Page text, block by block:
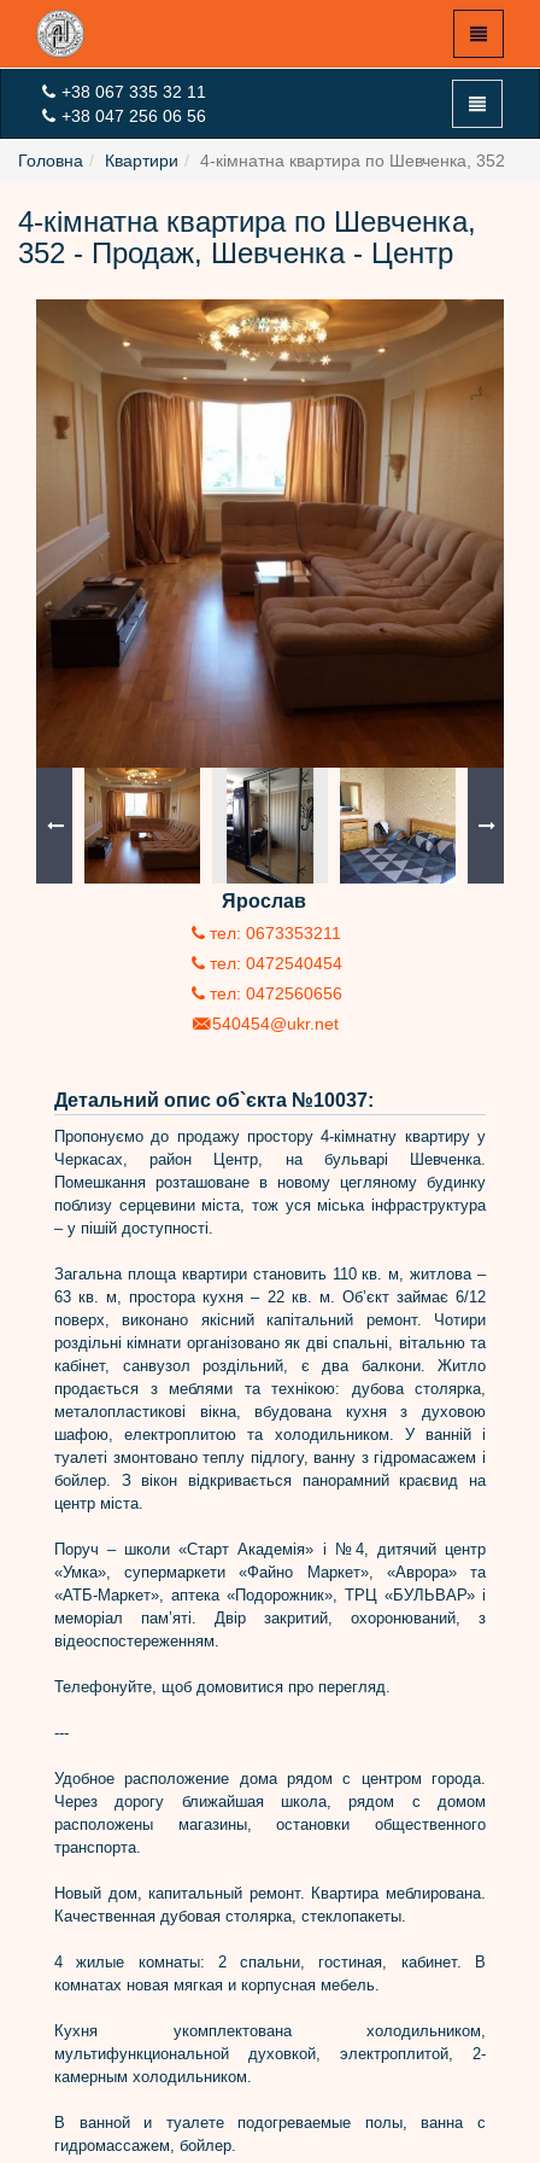
Експертна оцінка
Оцінка On-Line
Новини
X
+38 067 335 32 11
+38 047 256 06 56
Головна Квартири 4-кімнатна квартира по Шевченка, 352
4-кімнатна квартира по Шевченка,
352 - Продаж, Шевченка - Центр
Ярослав
тел: 0673353211
тел: 0472540454
тел: 0472560656
540454@ukr.net
Детальний опис об`єкта №10037:
Пропонуємо до продажу простору 4-кімнатну квартиру у
Черкасах, район Центр, на бульварі Шевченка.
Помешкання розташоване в новому цегляному будинку
поблизу серцевини міста, тож уся міська інфраструктура
– у пішій доступності.
Загальна площа квартири становить 110 кв. м, житлова –
63 кв. м, простора кухня – 22 кв. м. Об’єкт займає 6/12
поверх, виконано якісний капітальний ремонт. Чотири
роздільні кімнати організовано як дві спальні, вітальню та
кабінет, санвузол роздільний, є два балкони. Житло
продається з меблями та технікою: дубова столярка,
металопластикові вікна, вбудована кухня з духовою
шафою, електроплитою та холодильником. У ванній і
туалеті змонтовано теплу підлогу, ванну з гідромасажем і
бойлер. З вікон відкривається панорамний краєвид на
центр міста.
Поруч – школи «Старт Академія» і №4, дитячий центр
«Умка», супермаркети «Файно Маркет», «Аврора» та
«АТБ-Маркет», аптека «Подорожник», ТРЦ «БУЛЬВАР» і
меморіал пам’яті. Двір закритий, охоронюваний, з
відеоспостереженням.
Телефонуйте, щоб домовитися про перегляд.
---
Удобное расположение дома рядом с центром города.
Через дорогу ближайшая школа, рядом с домом
расположены магазины, остановки общественного
транспорта.
Новый дом, капитальный ремонт. Квартира меблирована.
Качественная дубовая столярка, стеклопакеты.
4 жилые комнаты: 2 спальни, гостиная, кабинет. В
комнатах новая мягкая и корпусная мебель.
Кухня укомплектована холодильником,
мультифункциональной духовкой, электроплитой, 2-
камерным холодильником.
В ванной и туалете подогреваемые полы, ванна с
гидромассажем, бойлер.